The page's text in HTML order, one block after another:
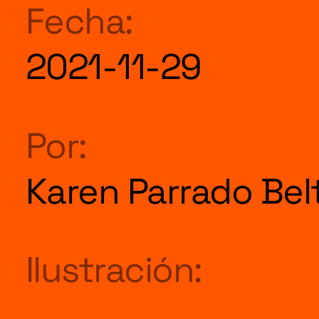
SOBRE
Fecha:
2021-11-29
Por:
Karen Parrado
Ilustración: